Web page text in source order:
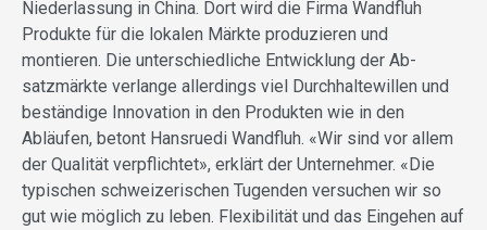
Niederlassung in China. Dort wird die Firma Wandfluh
Produkte für die lokalen Märkte produ­zieren und
montieren. Die un­terschiedliche Entwicklung der Ab­­
satzmärkte verlange allerdings viel Durchhaltewillen und
beständige Innovation in den Produkten wie in den
Abläufen, betont Hansruedi Wandfluh. «Wir sind vor allem
der Qualität verpflichtet», erklärt der Unternehmer. «Die
typischen schweizerischen Tugenden versuchen wir so
gut wie möglich zu leben. Flexibilität und das Eingehen auf